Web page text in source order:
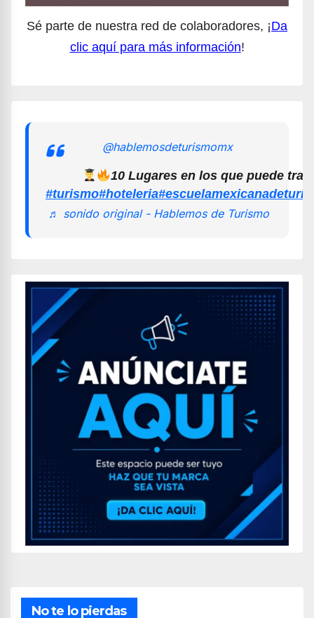
Sé parte de nuestra red de colaboradores, ¡Da
clic aquí para más información!
@hablemosdeturismomx
10 Lugares en los que puede
#turismo#hoteleria
♬ sonido original - Hablemos de Turismo
No te lo pierdas